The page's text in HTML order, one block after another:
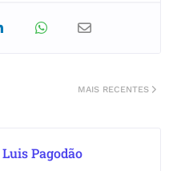
MAIS RECENTES
Luis Pagodão